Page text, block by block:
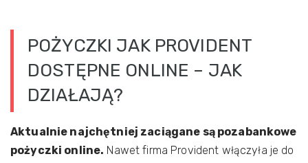
POŻYCZKI JAK PROVIDENT
DOSTĘPNE ONLINE – JAK
DZIAŁAJĄ?
Aktualnie najchętniej zaciągane są pozabankowe
pożyczki online. Nawet firma Provident włączyła je do